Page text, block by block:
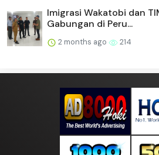
Imigrasi Wakatobi dan
Gabungan di Peru...
2 months ago 214